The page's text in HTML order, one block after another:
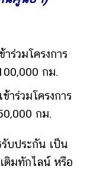
ร่วมโครงการ
กม.
าร่วมโครงการ
กม.
บประกัน เป็น
ติมทักไลน์ หรือ